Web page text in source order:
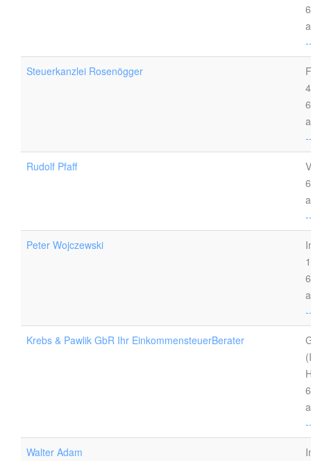
Steuerkanzlei Rosenögger
Rudolf Pfaff
Peter Wojczewski
Krebs & Pawlik GbR Ihr EinkommensteuerBerater
Walter Adam